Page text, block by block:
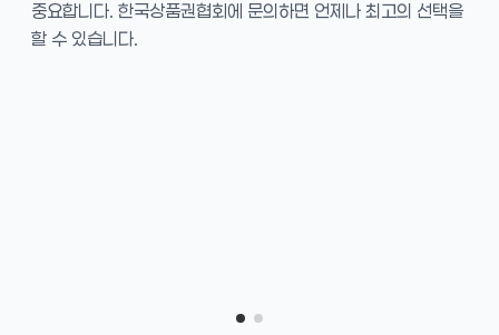
중요합니다. 한국상품권협회에 문의하면 언제나 최고의 선택을
할 수 있습니다.